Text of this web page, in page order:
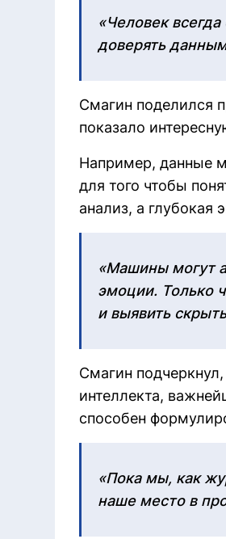
«Человек
доверять
Смагин поделился
показало
Например, данные
для того чтобы
анализ, а глубокая
«Машины могут
эмоции. Только
и выявить
Смагин
интеллекта,
способен
«Пока мы, как
наше место в